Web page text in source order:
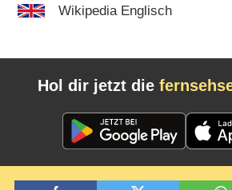
Wikipedia Englisch
Hol dir jetzt die